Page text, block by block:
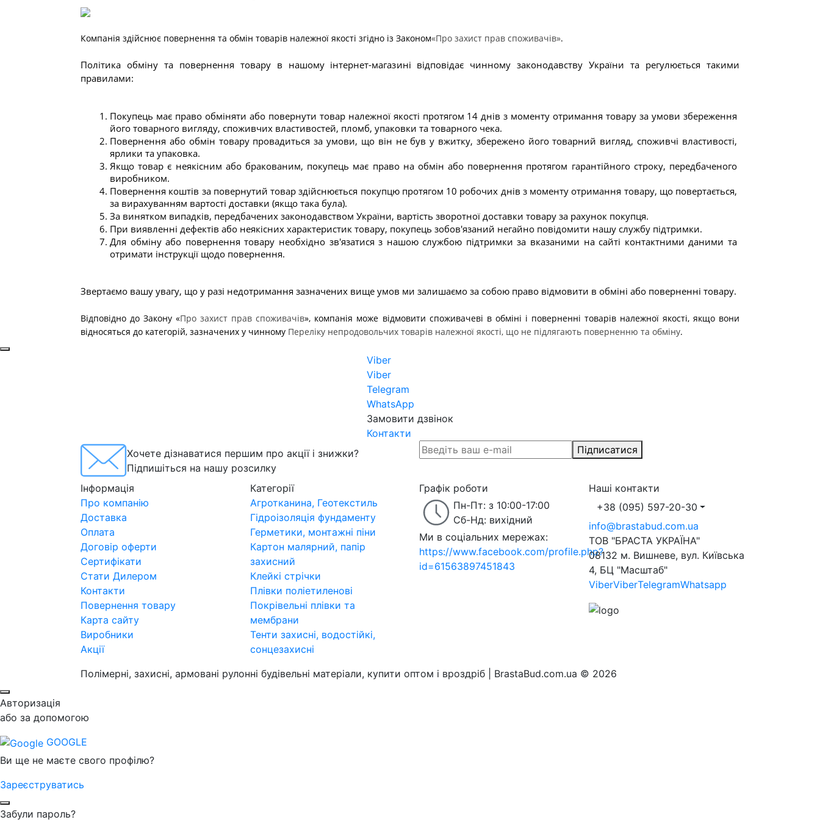
Компанія здійснює повернення та обмін товарів належної якості згідно із Законом«Про захист прав споживачів».
Політика обміну та повернення товару в нашому інтернет-магазині відповідає чинному законодавству України та регулюється такими
правилами:
Покупець має право обміняти або повернути товар належної якості протягом 14 днів з моменту отримання товару за умови збереження
його товарного вигляду, споживчих властивостей, пломб, упаковки та товарного чека.
Повернення або обмін товару провадиться за умови, що він не був у вжитку, збережено його товарний вигляд, споживчі властивості,
ярлики та упаковка.
Якщо товар є неякісним або бракованим, покупець має право на обмін або повернення протягом гарантійного строку, передбаченого
виробником.
Повернення коштів за повернутий товар здійснюється покупцю протягом 10 робочих днів з моменту отримання товару, що повертається,
за вирахуванням вартості доставки (якщо така була).
За винятком випадків, передбачених законодавством України, вартість зворотної доставки товару за рахунок покупця.
При виявленні дефектів або неякісних характеристик товару, покупець зобов'язаний негайно повідомити нашу службу підтримки.
Для обміну або повернення товару необхідно зв'язатися з нашою службою підтримки за вказаними на сайті контактними даними та
отримати інструкції щодо повернення.
Звертаємо вашу увагу, що у разі недотримання зазначених вище умов ми залишаємо за собою право відмовити в обміні або поверненні товару.
Відповідно до Закону «Про захист прав споживачів», компанія може відмовити споживачеві в обміні і поверненні товарів належної якості, якщо вони
відносяться до категорій, зазначених у чинному Переліку непродовольчих товарів належної якості, що не підлягають поверненню та обміну.
Viber
Viber
Telegram
WhatsApp
Замовити дзвінок
Контакти
Хочете дізнаватися першим про акції і знижки?
Підпишіться на нашу розсилку
Підписатися
Інформація
Про компанію
Доставка
Оплата
Договір оферти
Сертифікати
Стати Дилером
Контакти
Повернення товару
Карта сайту
Виробники
Акції
Категорії
Агротканина, Геотекстиль
Гідроізоляція фундаменту
Герметики, монтажні піни
Картон малярний, папір
захисний
Клейкі стрічки
Плівки поліетиленові
Покрівельні плівки та
мембрани
Тенти захисні, водостійкі,
сонцезахисні
Графік роботи
Пн-Пт: з 10:00-17:00
Сб-Нд: вихідний
Ми в соціальних мережах:
https://www.facebook.com/profile.php?
id=61563897451843
Наші контакти
+38 (095) 597-20-30
info@brastabud.com.ua
ТОВ "БРАСТА УКРАЇНА"
08132 м. Вишневе, вул. Київська
4, БЦ "Масштаб"
ViberViberTelegramWhatsapp
Полімерні, захисні, армовані рулонні будівельні матеріали, купити оптом і вроздріб | BrastaBud.com.ua © 2026
Авторизація
або за допомогою
GOOGLE
Ви ще не маєте свого профілю?
Зареєструватись
Забули пароль?